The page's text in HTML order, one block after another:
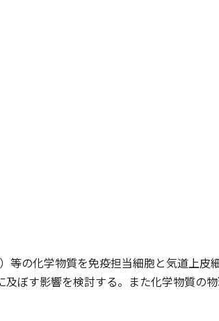
等の化学物質を免疫担当細胞と気道上皮
ぼす影響を検討する。また化学物質の